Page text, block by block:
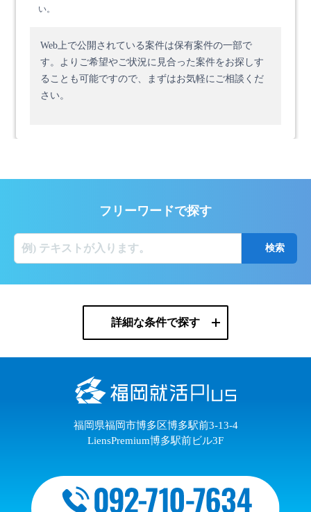
い。
Web上で公開されている案件は保有案件の一部で
す。 よりご希望やご状況に見合った案件をお探しす
ることも可能ですので、まずはお気軽にご相談くだ
さい。
フリーワードで探す
詳細な条件で探す
福岡県福岡市博多区博多駅前3-13-4
LiensPremium博多駅前ビル3F